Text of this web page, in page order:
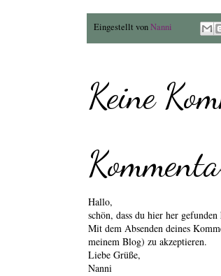
Eingestellt vonNanni
Keine
Hallo,
schön, dass du hier her
Mit dem Absenden deines
meinem Blog) zu akzeptieren.
Liebe Grüße,
Nanni